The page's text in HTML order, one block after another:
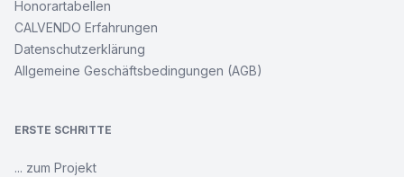
Honorartabellen
CALVENDO Erfahrungen
Datenschutzerklärung
Allgemeine Geschäftsbedingungen (AGB)
ERSTE SCHRITTE
... zum Projekt